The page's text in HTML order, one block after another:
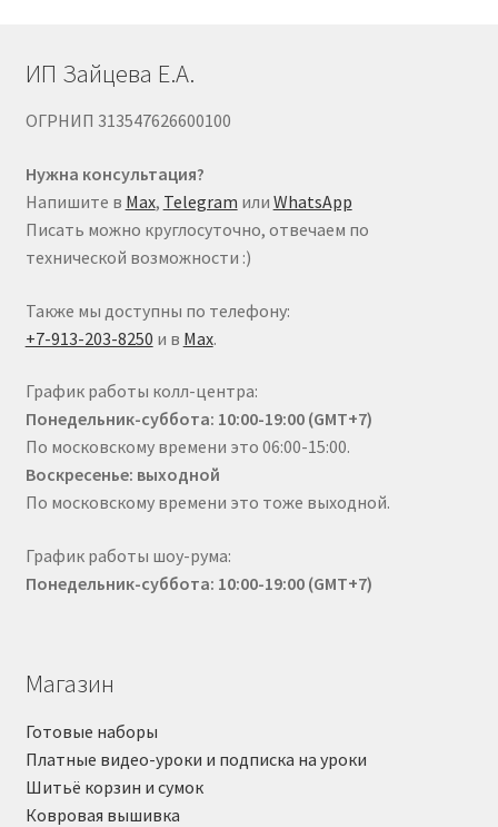
ИП Зайцева Е.А.
ОГРНИП 313547626600100
Нужна консультация?
Напишите в Max, Telegram или WhatsApp
Писать можно круглосуточно, отвечаем по
технической возможности :)
Также мы доступны по телефону:
+7-913-203-8250 и в Max.
График работы колл-центра:
Понедельник-суббота: 10:00-19:00 (GMT+7)
По московскому времени это 06:00-15:00.
Воскресенье: выходной
По московскому времени это тоже выходной.
График работы шоу-рума:
Понедельник-суббота: 10:00-19:00 (GMT+7)
Магазин
Готовые наборы
Платные видео-уроки и подписка на уроки
Шитьё корзин и сумок
Ковровая вышивка